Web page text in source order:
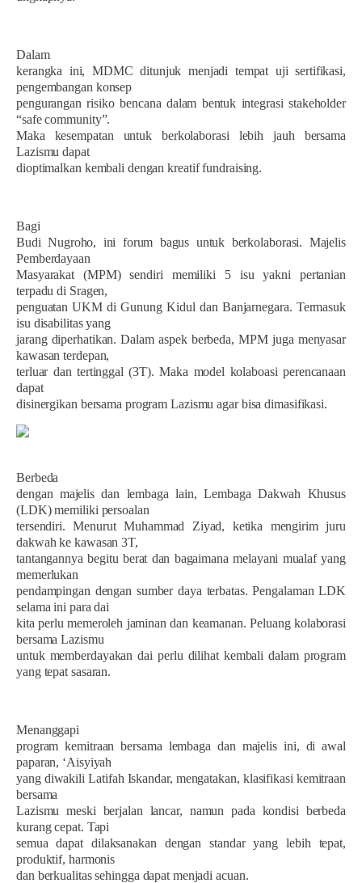
Dalam
kerangka ini, MDMC ditunjuk menjadi tempat uji sertifikasi,
pengembangan konsep
pengurangan risiko bencana dalam bentuk integrasi stakeholder
“safe community”.
Maka kesempatan untuk berkolaborasi lebih jauh bersama
Lazismu dapat
dioptimalkan kembali dengan kreatif fundraising.
Bagi
Budi Nugroho, ini forum bagus untuk berkolaborasi. Majelis
Pemberdayaan
Masyarakat (MPM) sendiri memiliki 5 isu yakni pertanian
terpadu di Sragen,
penguatan UKM di Gunung Kidul dan Banjarnegara. Termasuk
isu disabilitas yang
jarang diperhatikan. Dalam aspek berbeda, MPM juga menyasar
kawasan terdepan,
terluar dan tertinggal (3T). Maka model kolaboasi perencanaan
dapat
disinergikan bersama program Lazismu agar bisa dimasifikasi.
Berbeda
dengan majelis dan lembaga lain, Lembaga Dakwah Khusus
(LDK) memiliki persoalan
tersendiri. Menurut Muhammad Ziyad, ketika mengirim juru
dakwah ke kawasan 3T,
tantangannya begitu berat dan bagaimana melayani mualaf yang
memerlukan
pendampingan dengan sumber daya terbatas. Pengalaman LDK
selama ini para dai
kita perlu memeroleh jaminan dan keamanan. Peluang kolaborasi
bersama Lazismu
untuk memberdayakan dai perlu dilihat kembali dalam program
yang tepat sasaran.
Menanggapi
program kemitraan bersama lembaga dan majelis ini, di awal
paparan, ‘Aisyiyah
yang diwakili Latifah Iskandar, mengatakan, klasifikasi kemitraan
bersama
Lazismu meski berjalan lancar, namun pada kondisi berbeda
kurang cepat. Tapi
semua dapat dilaksanakan dengan standar yang lebih tepat,
produktif, harmonis
dan berkualitas sehingga dapat menjadi acuan.